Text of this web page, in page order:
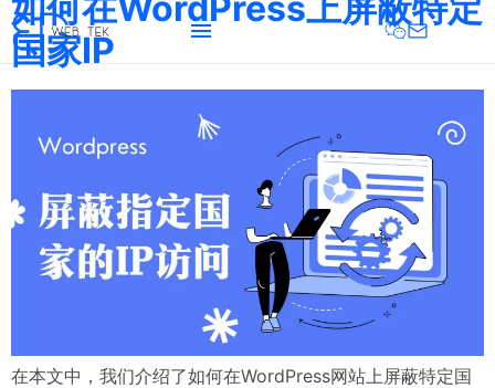
国家IP
在本文中，我们介绍了如何在WordPress网站上屏蔽特定国